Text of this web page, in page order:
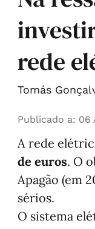
rede
Tomás
Publicado a: 06
A rede
de euros. O
Apagão (em
sérios.
O sistema